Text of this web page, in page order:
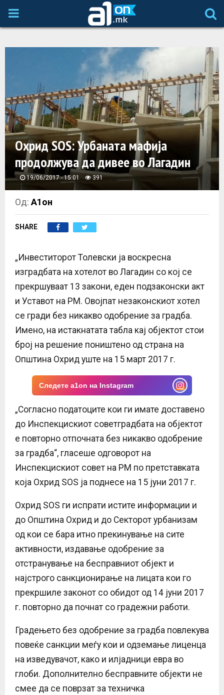
P
M
A
R
Y
M
E
N
U
Охрид ЅОЅ: Урбаната мафија
продолжува да дивее во Лагадин
19/06/2017 - 15:01 391
Од:А1он
SHARE
„Инвеститорот Толевски ја воскресна
изградбата на хотелот во Лагадин со кој се
прекршуваат 13 закони, еден подзаконски акт
и Уставот на РМ. Овојпат незаконскиот хотел
се гради без никакво одобрение за градба.
Имено, на истакнатата табла кај објектот стои
број на решение поништено од страна на
Општина Охрид уште на 15 март 2017 г.
Следете a1on на Instagram
„Согласно податоците кои ги имате доставено
до Инспекцискиот советградбата на објектот
е повторно отпочната без никакво одобрение
за градба“, гласеше одговорот на
Инспекцискиот совет на РМ по претставката
која Охрид ЅОЅ ја поднесе на 15 јуни 2017 г.
Охрид ЅОЅ ги испрати истите информации и
до Општина Охрид и до Секторот урбанизам
од кои се бара итно прекинување на сите
активности, издавање одобрение за
отстранување на бесправниот објект и
најстрого санкционирање на лицата кои го
прекршиле законот со обидот од 14 јуни 2017
г. повторно да почнат со градежни работи.
Градењето без одобрение за градба повлекува
повеќе санкции меѓу кои и одземање лиценца
на изведувачот, како и илјадници евра во
глоби. Дополнително бесправните објекти не
смее да се поврзат за техничка